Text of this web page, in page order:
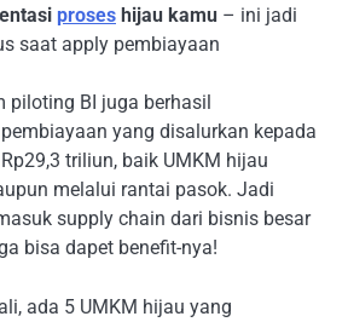
proses hijau kamu – ini jadi
saat apply pembiayaan
piloting BI juga berhasil
yang disalurkan kepada
triliun, baik UMKM hijau
melalui rantai pasok. Jadi
supply chain dari bisnis besar
bisa dapet benefit-nya!
ada 5 UMKM hijau yang